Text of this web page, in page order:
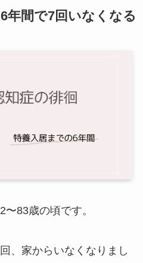
年間で7回いなくなる
83歳の頃です。
、家からいなくなりまし